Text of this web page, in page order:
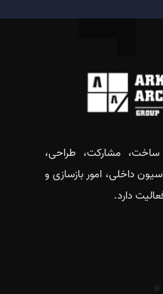
ساخت، مشارکت، طراحی،
داخلی، امور بازسازی و
دارد.